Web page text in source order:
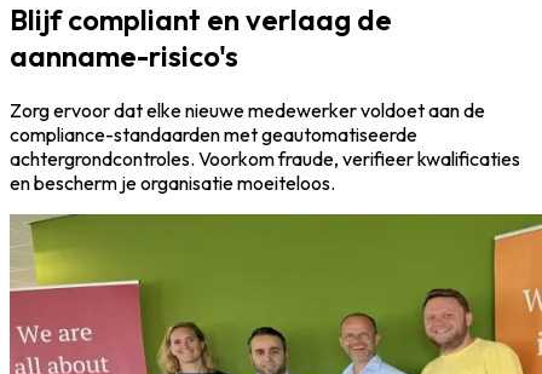
Blijf compliant en verlaag de
aanname-risico's
Zorg ervoor dat elke nieuwe medewerker voldoet aan de
compliance-standaarden met geautomatiseerde
achtergrondcontroles. Voorkom fraude, verifieer kwalificaties
en bescherm je organisatie moeiteloos.